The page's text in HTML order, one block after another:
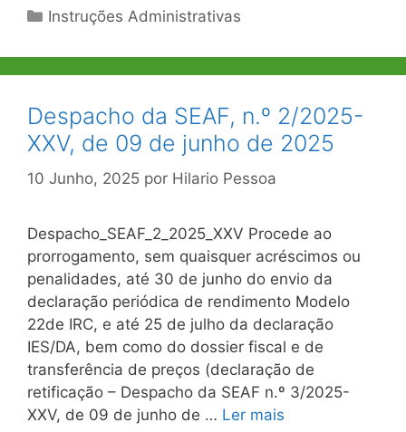
Categorias
Instruções Administrativas
Despacho da SEAF, n.º 2/2025-
XXV, de 09 de junho de 2025
10 Junho, 2025 por Hilario Pessoa
Despacho_SEAF_2_2025_XXV Procede ao
prorrogamento, sem quaisquer acréscimos ou
penalidades, até 30 de junho do envio da
declaração periódica de rendimento Modelo
22de IRC, e até 25 de julho da declaração
IES/DA, bem como do dossier fiscal e de
transferência de preços (declaração de
retificação – Despacho da SEAF n.º 3/2025-
XXV, de 09 de junho de … Ler mais